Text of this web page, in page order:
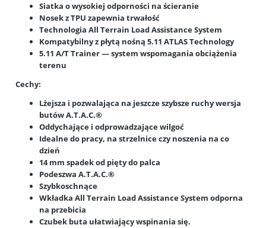
Siatka o wysokiej odporności na ścieranie
Nosek z TPU zapewnia trwałość
Technologia All Terrain Load Assistance System
Kompatybilny z płytą nośną 5.11 ATLAS Technology
5.11 A/T Trainer — system wspomagania obciążenia
terenu
Cechy:
Lżejsza i pozwalająca na jeszcze szybsze ruchy wersja
butów A.T.A.C.®
Oddychające i odprowadzające wilgoć
Idealne do pracy, na strzelnice czy noszenia na co
dzień
14 mm spadek od pięty do palca
Podeszwa A.T.A.C.®
Szybkoschnące
Wkładka All Terrain Load Assistance System odporna
na przebicia
Czubek buta ułatwiający wspinania się.